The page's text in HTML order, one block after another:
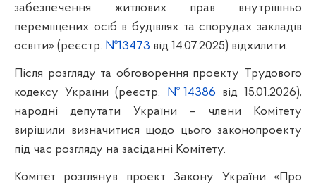
забезпечення житлових прав внутрішньо
переміщених осіб в будівлях та спорудах закладів
освіти» (реєстр. №13473 від 14.07.2025) відхилити.
Після розгляду та обговорення проекту Трудового
кодексу України (реєстр.
№14386 від 15.01.2026),
народні депутати України – члени Комітету
вирішили визначитися щодо цього законопроекту
під час розгляду на засіданні Комітету.
Комітет розглянув проект Закону України «Про